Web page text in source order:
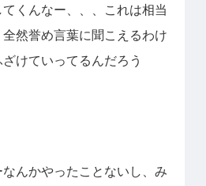
てくんなー、、、これは相当
然誉め言葉に聞こえるわけ
けていってるんだろう
なんかやったことないし、み